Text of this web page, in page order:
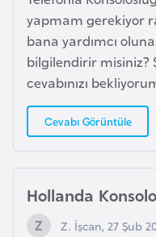
yapmam gerekiyor
bana yardımcı
bilgilendirir misiniz?
cevabınızı
Cevabı Görüntüle
Hollanda
Z. İşcan, 27 Şub
r
s
B
u
g
a